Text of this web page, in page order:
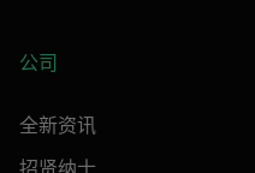
公司
全新资讯
招贤纳士